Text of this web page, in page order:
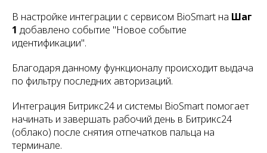
В настройке интеграции c сервисом BioSmart на Шаг
1 добавлено событие "Новое событие
идентификации".
Благодаря данному функционалу происходит выдача
по фильтру последних авторизаций.
Интеграция Битрикс24 и системы BioSmart помогает
начинать и завершать рабочий день в Битрикс24
(облако) после снятия отпечатков пальца на
терминале.